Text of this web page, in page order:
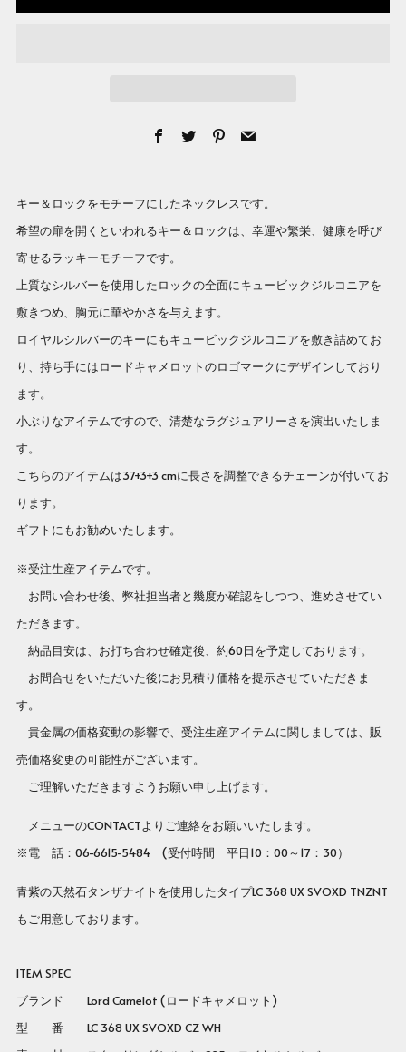
Facebook
TwitterPinterest
Email
キー＆ロックをモチーフにしたネックレスです。
希望の扉を開くといわれるキー＆ロックは、幸運や繁栄、健康を呼び
寄せるラッキーモチーフです。
上質なシルバーを使用したロックの全面にキュービックジルコニアを
敷きつめ、胸元に華やかさを与えます。
ロイヤルシルバーのキーにもキュービックジルコニアを敷き詰めてお
り、持ち手にはロードキャメロットのロゴマークにデザインしており
ます。
小ぶりなアイテムですので、清楚なラグジュアリーさを演出いたしま
す。
こちらのアイテムは37+3+3 cmに長さを調整できるチェーンが付いてお
ります。
ギフトにもお勧めいたします。
※受注生産アイテムです。
お問い合わせ後、弊社担当者と幾度か確認をしつつ、進めさせてい
ただきます。
納品目安は、お打ち合わせ確定後、約60日を予定しております。
お問合せをいただいた後にお見積り価格を提示させていただきま
す。
貴金属の価格変動の影響で、受注生産アイテムに関しましては、販
売価格変更の可能性がございます。
ご理解いただきますようお願い申し上げます。
メニューのCONTACTよりご連絡をお願いいたします。
※電 話：06-6615-5484 (受付時間 平日10：00～17：30）
青紫の天然石タンザナイトを使用したタイプLC 368 UX SVOXD TNZNT
もご用意しております。
ITEM SPEC
ブランド Lord Camelot (ロードキャメロット)
型 番 LC 368 UX SVOXD CZ WH